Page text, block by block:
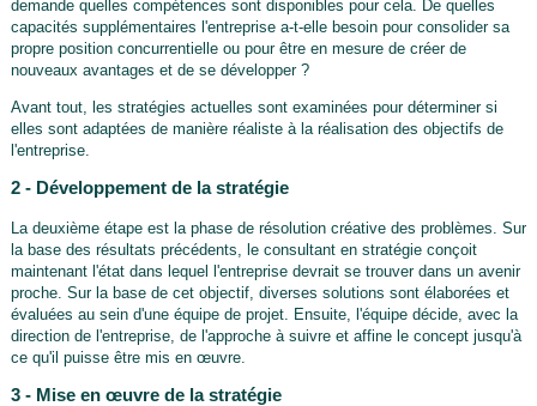
demande quelles compétences sont disponibles pour cela. De quelles
capacités supplémentaires l'entreprise a-t-elle besoin pour consolider sa
propre position concurrentielle ou pour être en mesure de créer de
nouveaux avantages et de se développer ?
Avant tout, les stratégies actuelles sont examinées pour déterminer si
elles sont adaptées de manière réaliste à la réalisation des objectifs de
l'entreprise.
2 - Développement de la stratégie
La deuxième étape est la phase de résolution créative des problèmes. Sur
la base des résultats précédents, le consultant en stratégie conçoit
maintenant l'état dans lequel l'entreprise devrait se trouver dans un avenir
proche. Sur la base de cet objectif, diverses solutions sont élaborées et
évaluées au sein d'une équipe de projet. Ensuite, l'équipe décide, avec la
direction de l'entreprise, de l'approche à suivre et affine le concept jusqu'à
ce qu'il puisse être mis en œuvre.
3 - Mise en œuvre de la stratégie